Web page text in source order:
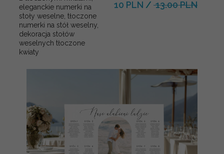
eleganckie numerki na
stoły weselne, tłoczone
numerki na stół weselny,
dekoracja stołów
weselnych tłoczone
kwiaty
10 PLN / 13.00 PLN